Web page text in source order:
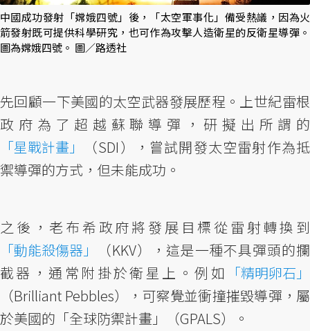
中國成功發射「嫦娥四號」後，「太空軍事化」備受熱議，因為火
箭發射既可提供科學研究，也可作為攻擊人造衛星的反衛星導彈。
圖為嫦娥四號。 圖／路透社
先回顧一下美國的太空武器發展歷程。上世紀雷根
政府為了超越蘇聯導彈，研擬出所謂的
「星戰計畫」
（SDI），嘗試開發太空雷射作為抵
禦導彈的方式，但未能成功。
之後，老布希政府將發展目標從雷射轉換到
「動能殺傷器」
（KKV），這是一種不具彈頭的攔
截器，通常附掛於衛星上。例如 「精明卵石」
（Brilliant Pebbles），可察覺並衝撞摧毀導彈，屬
於美國的「全球防禦計畫」（GPALS）。